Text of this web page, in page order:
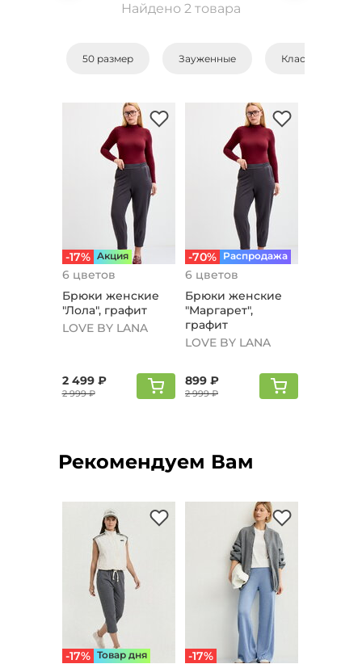
Найдено 2 товара
50 размер Зауженные Классические
-17% Aкция
6 цветов
Брюки женские
"Лола", графит
LOVE BY LANA
2 499 ₽
2 999 ₽
-70% Распродажа
6 цветов
Брюки женские
"Маргарeт",
графит
LOVE BY LANA
899 ₽
2 999 ₽
Рекомендуем Вам
-17% Товар дня
-17%